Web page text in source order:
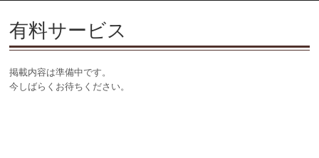
有料サービス
掲載内容は準備中です。
今しばらくお待ちください。